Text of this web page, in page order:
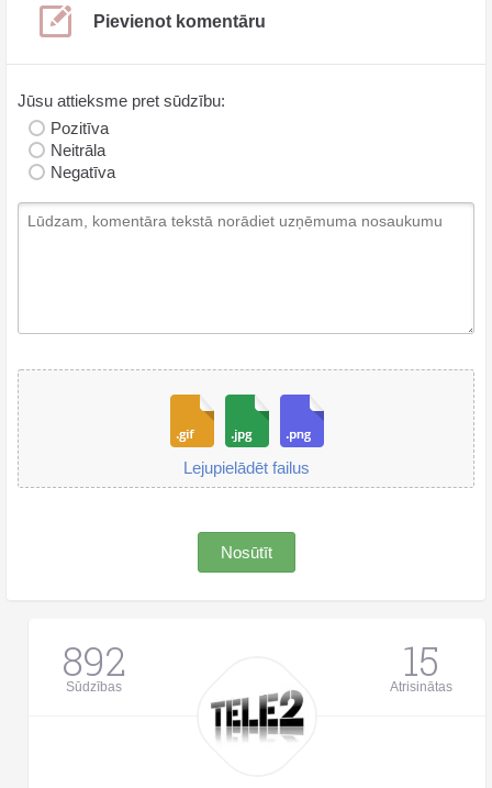
Pievienot komentāru
Jūsu attieksme pret sūdzību:
Pozitīva
Neitrāla
Negatīva
Lejupielādēt failus
Nosūtīt
892
Sūdzības 15
Atrisinātas